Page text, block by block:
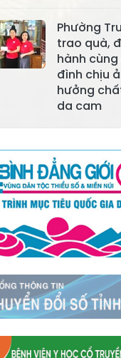
Xã
Loỏng
Xã Gia
Xã Dền
Tý
Xã A
Tường
Xã
Xèo
Xã
Lao
Xã
Bàn
Xã
Ken
Xã
Chảy
Xã
Đô
Xã
Phường
trao quà,
hành
đình chịu
hưởng
da cam